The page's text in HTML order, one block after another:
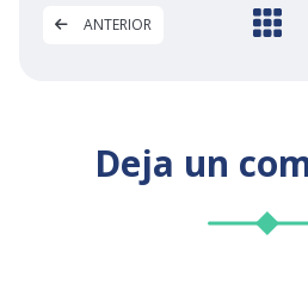
ANTERIOR
Deja un